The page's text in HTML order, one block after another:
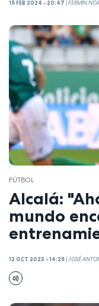
15 FEB 2024 - 20:47 |FERMÍN
FÚTBOL
Alcalá:
mundo
12 OCT 2023 - 14:25 |JOSÉ